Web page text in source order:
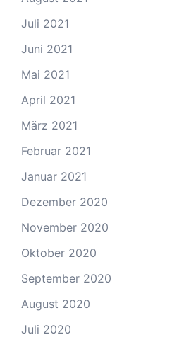
Juli 2021
Juni 2021
Mai 2021
April 2021
März 2021
Februar 2021
Januar 2021
Dezember 2020
November 2020
Oktober 2020
September 2020
August 2020
Juli 2020